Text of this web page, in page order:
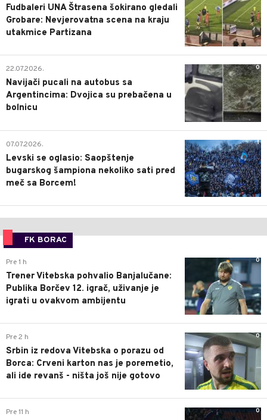
Fudbaleri UNA Štrasena šokirano gledali
Grobare: Nevjerovatna scena na kraju
utakmice Partizana
0
22.07.2026.
Navijači pucali na autobus sa
Argentincima: Dvojica su prebačena u
bolnicu
1
07.07.2026.
Levski se oglasio: Saopštenje
bugarskog šampiona nekoliko sati pred
meč sa Borcem!
FK BORAC
0
Pre 1 h
Trener Vitebska pohvalio Banjalučane:
Publika Borčev 12. igrač, uživanje je
igrati u ovakvom ambijentu
0
Pre 2 h
Srbin iz redova Vitebska o porazu od
Borca: Crveni karton nas je poremetio,
ali ide revanš - ništa još nije gotovo
0
Pre 11 h